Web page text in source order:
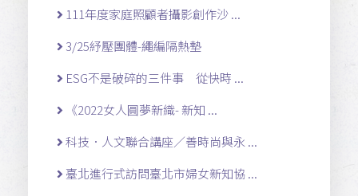
111年度家庭照顧者攝影創作沙 ...
3/25紓壓團體-繩編隔熱墊
ESG不是破碎的三件事 從快時 ...
《2022女人圓夢新織- 新知 ...
科技．人文聯合講座／善時尚與永 ...
臺北進行式訪問臺北市婦女新知協 ...